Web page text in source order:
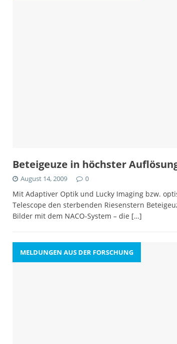
Beteigeuze in höchster
August 14, 2009 0
Mit Adaptiver Optik und Lucky Imaging bzw.
Telescope den sterbenden Riesenstern
Bilder mit dem NACO-System – die […]
MELDUNGEN AUS DER FORSCHUNG